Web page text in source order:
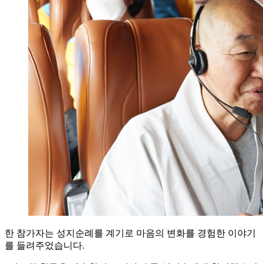
한 참가자는 성지순례를 계기로 마음의 변화를 경험한 이야기
를 들려주었습니다.